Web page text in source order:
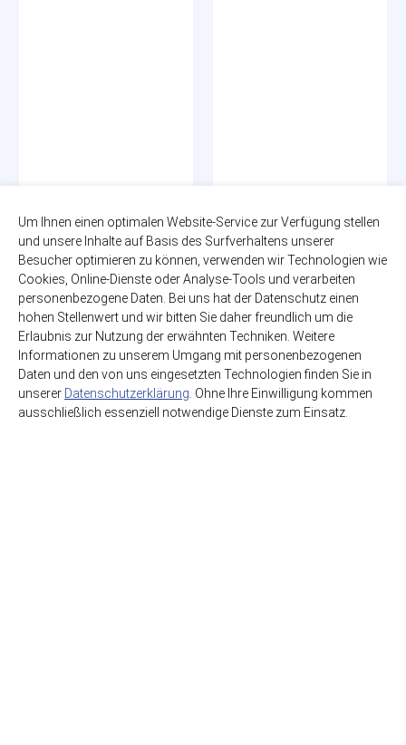
Spezi Original
20 x 0,50l
zzgl. 3,10€ Pfand
Glas-MEHRWEG
17,79€
(1,78€ / Liter)
Fritz Limo Zitrone
10 x 0,50l
zzgl. 3,00€ Pfand
Glas-MEHRWEG
19,99€
(4,00€ / Liter)
Um Ihnen einen optimalen Website-Service zur Verfügung stellen
und unsere Inhalte auf Basis des Surfverhaltens unserer
Besucher optimieren zu können, verwenden wir Technologien wie
Cookies, Online-Dienste oder Analyse-Tools und verarbeiten
personenbezogene Daten. Bei uns hat der Datenschutz einen
hohen Stellenwert und wir bitten Sie daher freundlich um die
Erlaubnis zur Nutzung der erwähnten Techniken. Weitere
Informationen zu unserem Umgang mit personenbezogenen
Daten und den von uns eingesetzten Technologien finden Sie in
unserer Datenschutzerklärung . Ohne Ihre Einwilligung kommen
ausschließlich essenziell notwendige Dienste zum Einsatz.